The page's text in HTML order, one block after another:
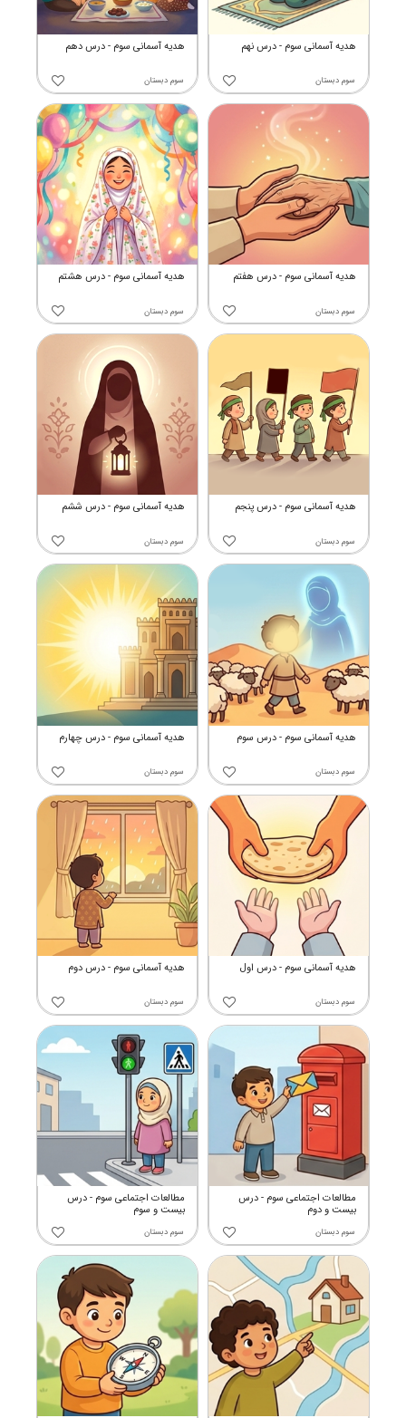
هدیه آسمانی سوم - درس دهم
سوم دبستان
هدیه آسمانی سوم - درس نهم
سوم دبستان
هدیه آسمانی سوم - درس هشتم
سوم دبستان
هدیه آسمانی سوم - درس هفتم
سوم دبستان
هدیه آسمانی سوم - درس ششم
سوم دبستان
هدیه آسمانی سوم - درس پنجم
سوم دبستان
هدیه آسمانی سوم - درس چهارم
سوم دبستان
هدیه آسمانی سوم - درس سوم
سوم دبستان
هدیه آسمانی سوم - درس دوم
سوم دبستان
هدیه آسمانی سوم - درس اول
سوم دبستان
مطالعات اجتماعی سوم - درس
بیست و سوم
سوم دبستان
مطالعات اجتماعی سوم - درس
بیست و دوم
سوم دبستان